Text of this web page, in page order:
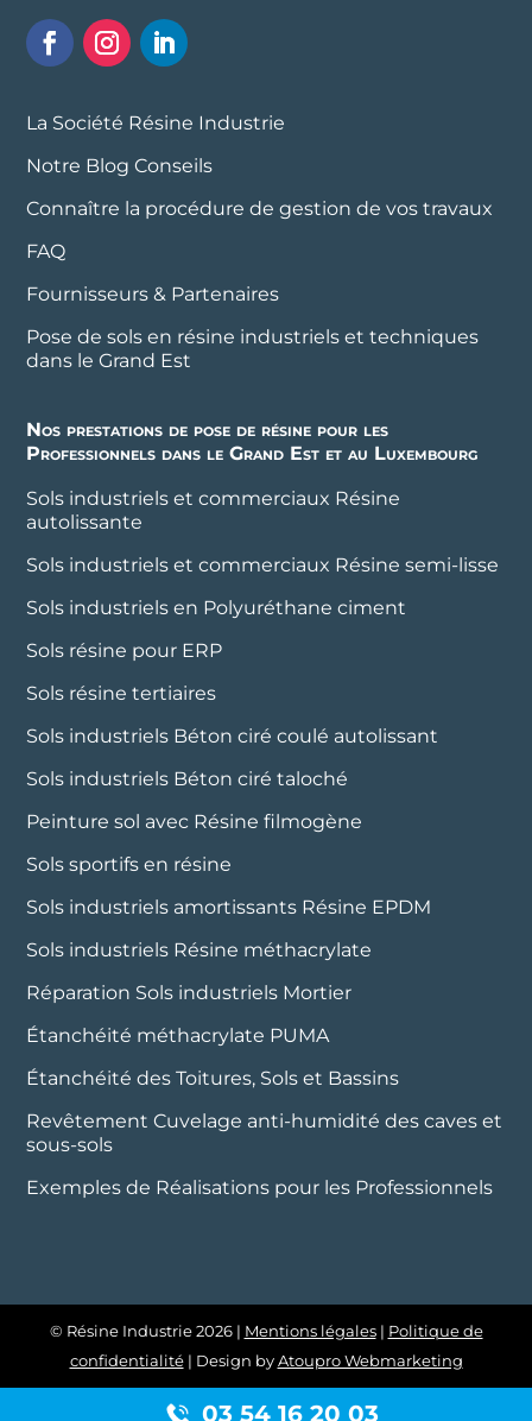
La Société Résine Industrie
Notre Blog Conseils
Connaître la procédure de gestion de vos travaux
FAQ
Fournisseurs & Partenaires
Pose de sols en résine industriels et techniques
dans le Grand Est
Nos prestations de pose de résine pour les
Professionnels dans le Grand Est et au Luxembourg
Sols industriels et commerciaux Résine
autolissante
Sols industriels et commerciaux Résine semi-lisse
Sols industriels en Polyuréthane ciment
Sols résine pour ERP
Sols résine tertiaires
Sols industriels Béton ciré coulé autolissant
Sols industriels Béton ciré taloché
Peinture sol avec Résine filmogène
Sols sportifs en résine
Sols industriels amortissants Résine EPDM
Sols industriels Résine méthacrylate
Réparation Sols industriels Mortier
Étanchéité méthacrylate PUMA
Étanchéité des Toitures, Sols et Bassins
Revêtement Cuvelage anti-humidité des caves et
sous-sols
Exemples de Réalisations pour les Professionnels
© Résine Industrie 2026 | Mentions légales| Politique de
confidentialité| Design by Atoupro Webmarketing
03 54 16 20 03